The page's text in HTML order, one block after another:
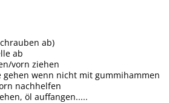
ab)
ab
vorn ziehen
gehen wenn nicht mit gummihammen
nachhelfen
öl auffangen.....